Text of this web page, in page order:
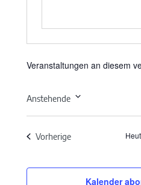
Veranstaltungen an diesem
Anstehende
VorherigeVeranstaltungen
Kalender